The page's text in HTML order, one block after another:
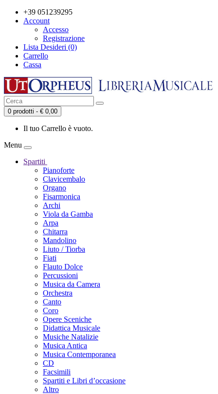
+39 051239295
Account
Accesso
Registrazione
Lista Desideri (0)
Carrello
Cassa
0 prodotti - € 0,00
Il tuo Carrello è vuoto.
Menu
Spartiti
Pianoforte
Clavicembalo
Organo
Fisarmonica
Archi
Viola da Gamba
Arpa
Chitarra
Mandolino
Liuto / Tiorba
Fiati
Flauto Dolce
Percussioni
Musica da Camera
Orchestra
Canto
Coro
Opere Sceniche
Didattica Musicale
Musiche Natalizie
Musica Antica
Musica Contemporanea
CD
Facsimili
Spartiti e Libri d’occasione
Altro